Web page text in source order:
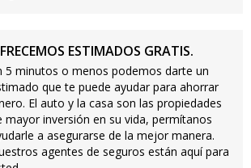
ESTIMADOS GRATIS.
5 minutos o menos podemos darte un
que te puede ayudar para ahorrar
El auto y la casa son las propiedades
mayor inversión en su vida, permítanos
a asegurarse de la mejor manera.
agentes de seguros están aquí para